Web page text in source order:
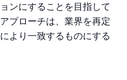
ンにすることを目指して
プローチは、業界を再定
より一致するものにする